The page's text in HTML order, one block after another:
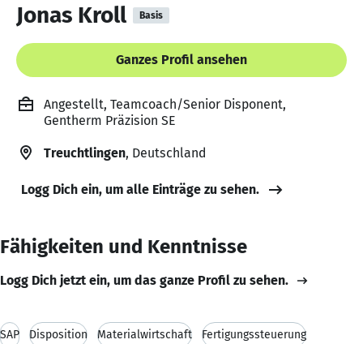
Jonas Kroll Basis
Ganzes Profil ansehen
Angestellt, Teamcoach/Senior Disponent,
Gentherm Präzision SE
Treuchtlingen, Deutschland
Logg Dich ein, um alle Einträge zu sehen.
Fähigkeiten und Kenntnisse
Logg Dich jetzt ein, um das ganze Profil zu sehen.
SAP Disposition Materialwirtschaft Fertigungssteuerung